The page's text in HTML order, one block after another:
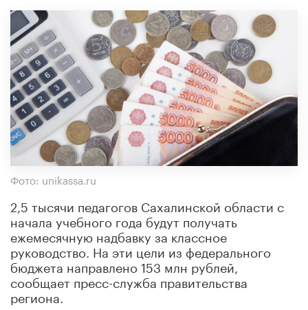
Фото: unikassa.ru
2,5 тысячи педагогов Сахалинской области с
начала учебного года будут получать
ежемесячную надбавку за классное
руководство. На эти цели из федерального
бюджета направлено 153 млн рублей,
сообщает пресс-служба правительства
региона.